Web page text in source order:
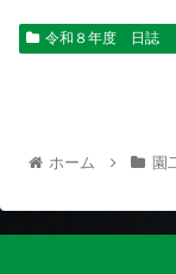
令和８年度 日誌
ホーム 園